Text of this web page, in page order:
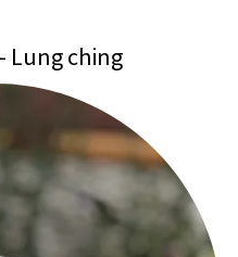
Lung ching